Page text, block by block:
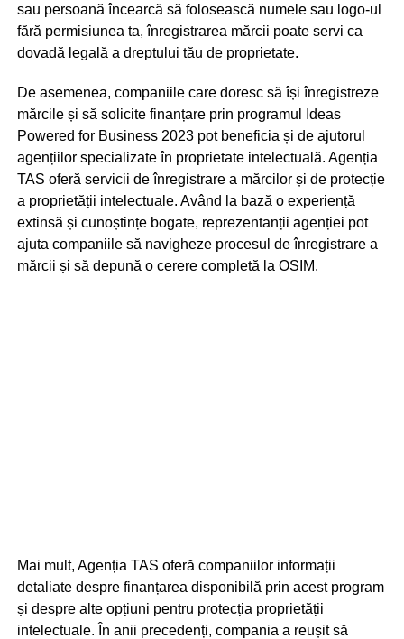
sau persoană încearcă să folosească numele sau logo-ul
fără permisiunea ta, înregistrarea mărcii poate servi ca
dovadă legală a dreptului tău de proprietate.
De asemenea, companiile care doresc să își înregistreze
mărcile și să solicite finanțare prin programul Ideas
Powered for Business 2023 pot beneficia și de ajutorul
agențiilor specializate în proprietate intelectuală. Agenția
TAS oferă servicii de înregistrare a mărcilor și de protecție
a proprietății intelectuale. Având la bază o experiență
extinsă și cunoștințe bogate, reprezentanții agenției pot
ajuta companiile să navigheze procesul de înregistrare a
mărcii și să depună o cerere completă la OSIM.
Mai mult, Agenția TAS oferă companiilor informații
detaliate despre finanțarea disponibilă prin acest program
și despre alte opțiuni pentru protecția proprietății
intelectuale. În anii precedenți, compania a reușit să